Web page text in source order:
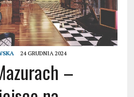
24 GRUDNIA 2024
–